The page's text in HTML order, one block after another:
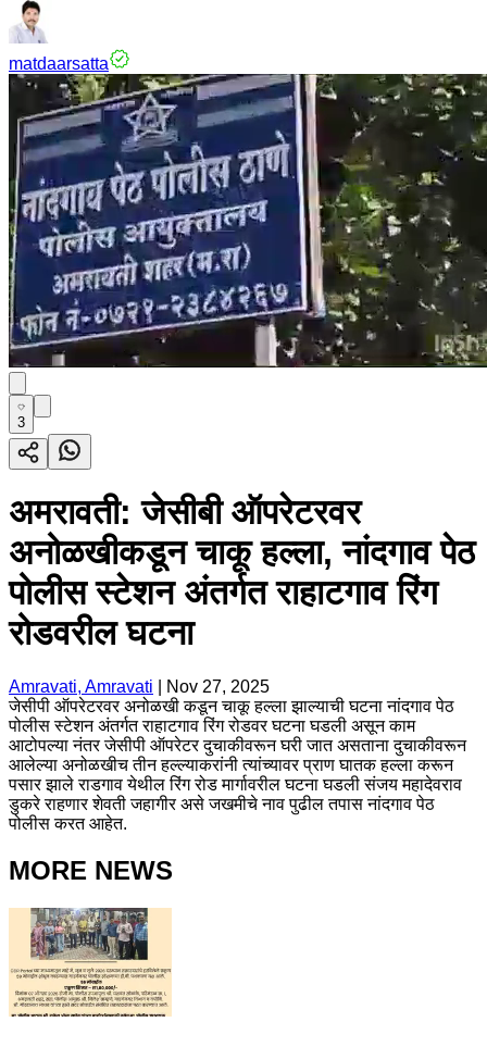
matdaarsatta
3
अमरावती: जेसीबी ऑपरेटरवर
अनोळखीकडून चाकू हल्ला, नांदगाव पेठ
पोलीस स्टेशन अंतर्गत राहाटगाव रिंग
रोडवरील घटना
Amravati, Amravati
Nov 27, 2025
जेसीपी ऑपरेटरवर अनोळखी कडून चाकू हल्ला झाल्याची घटना नांदगाव पेठ
पोलीस स्टेशन अंतर्गत राहाटगाव रिंग रोडवर घटना घडली असून काम
आटोपल्या नंतर जेसीपी ऑपरेटर दुचाकीवरून घरी जात असताना दुचाकीवरून
आलेल्या अनोळखीच तीन हल्ल्याकरांनी त्यांच्यावर प्राण घातक हल्ला करून
पसार झाले राडगाव येथील रिंग रोड मार्गावरील घटना घडली संजय महादेवराव
डुकरे राहणार शेवती जहागीर असे जखमीचे नाव पुढील तपास नांदगाव पेठ
पोलीस करत आहेत.
MORE NEWS